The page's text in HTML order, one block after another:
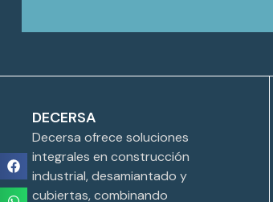
DECERSA
Decersa ofrece soluciones
integrales en construcción
industrial, desamiantado y
cubiertas, combinando